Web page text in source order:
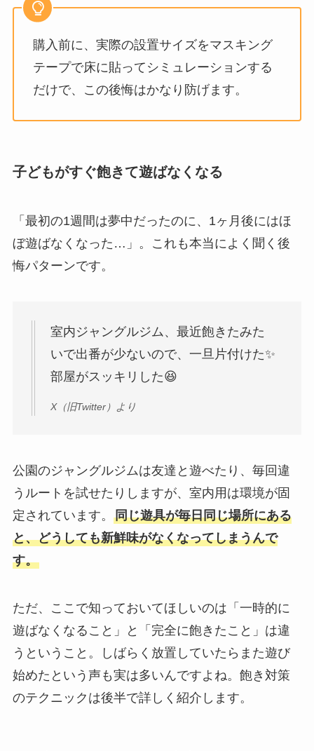
購入前に、実際の設置サイズをマスキング
テープで床に貼ってシミュレーションする
だけで、この後悔はかなり防げます。
子どもがすぐ飽きて遊ばなくなる
「最初の1週間は夢中だったのに、1ヶ月後にはほ
ぼ遊ばなくなった…」。これも本当によく聞く後
悔パターンです。
室内ジャングルジム、最近飽きたみた
いで出番が少ないので、一旦片付けた✨
部屋がスッキリした😆
X（旧Twitter）より
公園のジャングルジムは友達と遊べたり、毎回違
うルートを試せたりしますが、室内用は環境が固
定されています。 同じ遊具が毎日同じ場所にある
と、どうしても新鮮味がなくなってしまうんで
す。
ただ、ここで知っておいてほしいのは「一時的に
遊ばなくなること」と「完全に飽きたこと」は違
うということ。しばらく放置していたらまた遊び
始めたという声も実は多いんですよね。飽き対策
のテクニックは後半で詳しく紹介します。